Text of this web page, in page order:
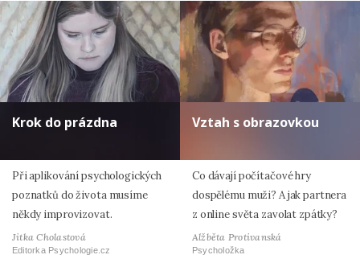
Krok do prázdna
Při aplikování psychologických
poznatků do života musíme
někdy improvizovat.
Jitka Cholastová
Editorka Psychologie.cz
Vztah s obrazovkou
Co dávají počítačové hry
dospělému muži? A jak partnera
z online světa zavolat zpátky?
Alžběta Protivanská
Psycholožka